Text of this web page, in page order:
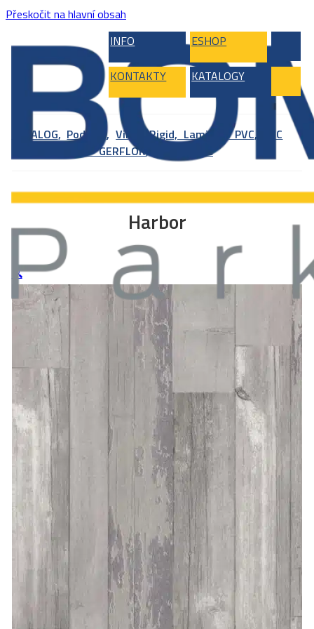
Přeskočit na hlavní obsah
INFO
ESHOP
KONTAKTY KATALOGY
KATALOG, Podlahy,Vinyl, Rigid, Laminát, PVC,
PVC
PVC – GERFLOR, DesignTime
Harbor
🔍